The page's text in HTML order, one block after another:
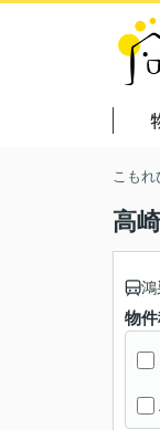
こもれ
高
鴻
物件